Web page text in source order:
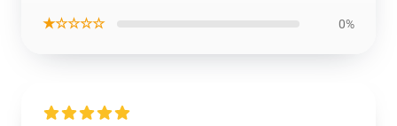
★☆☆☆☆ 0%